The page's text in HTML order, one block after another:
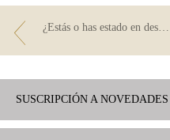
SUSCRIPCIÓN A NOVEDADES